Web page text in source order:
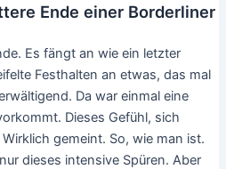
Ende einer Borderliner
Es fängt an wie ein letzter
Festhalten an etwas, das mal
Da war einmal eine
Dieses Gefühl, sich
gemeint. So, wie man ist.
dieses intensive Spüren. Aber